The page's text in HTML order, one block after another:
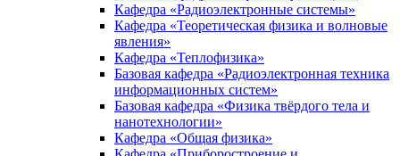
Кафедра «Радиоэлектронные системы»
Кафедра «Теоретическая физика и волновые
явления»
Кафедра «Теплофизика»
Базовая кафедра «Радиоэлектронная техника
информационных систем»
Базовая кафедра «Физика твёрдого тела и
нанотехнологии»
Кафедра «Общая физика»